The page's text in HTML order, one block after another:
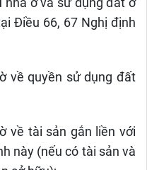
ở và sử dụng đất ở
Điều 66, 67 Nghị định
về quyền sử dụng đất
về tài sản gắn liền với
này (nếu có tài sản và